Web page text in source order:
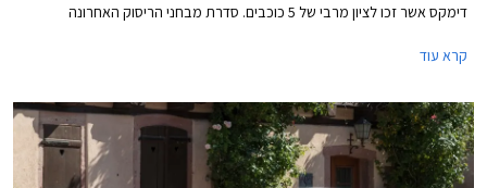
דימקס אשר זכו לציון מרבי של 5 כוכבים. סדרת מבחני הריסוק האחרונה
דרישות הבטיחות העומדות בפני היצרנים.
קרא עוד